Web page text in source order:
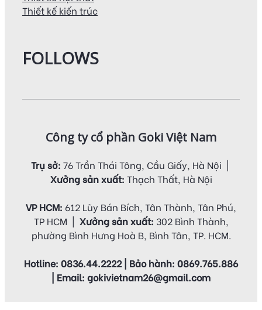
Thiết kế kiến trúc
FOLLOWS
Công ty cổ phần Goki Việt Nam
Trụ sở: 76 Trần Thái Tông, Cầu Giấy, Hà Nội |
Xưởng sản xuất: Thạch Thất, Hà Nội
VP HCM: 612 Lũy Bán Bích, Tân Thành, Tân Phú,
TP HCM | Xưởng sản xuất: 302 Bình Thành,
phường Bình Hưng Hoà B, Bình Tân, TP. HCM.
Hotline: 0836.44.2222 | Bảo hành: 0869.765.886
| Email: gokivietnam26@gmail.com